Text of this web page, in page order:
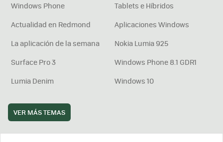
Windows Phone
Tablets e Híbridos
Actualidad en Redmond
Aplicaciones Windows
La aplicación de la semana
Nokia Lumia 925
Surface Pro 3
Windows Phone 8.1 GDR1
Lumia Denim
Windows 10
VER MÁS TEMAS